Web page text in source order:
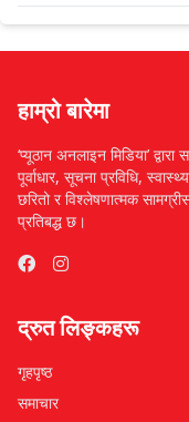
हाम्रो बारेमा
‘प्यूठान अनलाइन मिडिया’
पूर्वाधार, सूचना प्रविधि,
छरितो र विश्लेषणात्मक
प्रतिबद्ध छ।
द्रुत लिङ्कहरू
गृहपृष्ठ
समाचार